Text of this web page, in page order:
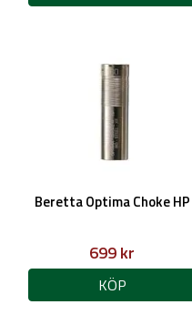
Beretta Optima Choke HP
699 kr
KÖP